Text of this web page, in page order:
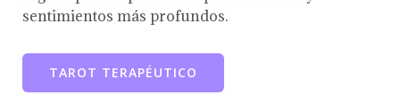
sentimientos más profundos.
TAROT TERAPÉUTICO